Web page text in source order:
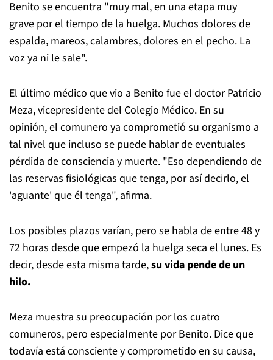
Benito se encuentra "muy mal, en una etapa muy
grave por el tiempo de la huelga. Muchos dolores de
espalda, mareos, calambres, dolores en el pecho. La
voz ya ni le sale".
El último médico que vio a Benito fue el doctor Patricio
Meza, vicepresidente del Colegio Médico. En su
opinión, el comunero ya comprometió su organismo a
tal nivel que incluso se puede hablar de eventuales
pérdida de consciencia y muerte. "Eso dependiendo de
las reservas fisiológicas que tenga, por así decirlo, el
'aguante' que él tenga", afirma.
Los posibles plazos varían, pero se habla de entre 48 y
72 horas desde que empezó la huelga seca el lunes. Es
decir, desde esta misma tarde,su vida pende de un
hilo.
Meza muestra su preocupación por los cuatro
comuneros, pero especialmente por Benito. Dice que
todavía está consciente y comprometido en su causa,